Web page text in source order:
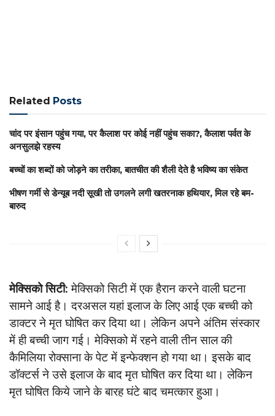
Related Posts
चांद पर इंसान पहुंच गया, पर कैलाश पर कोई नहीं पहुंच सका?, कैलाश पर्वत के
अनसुलझे रहस्य
बच्चों का शब्दों को जोड़ने का तरीका, बातचीत की शैली देते है भविष्य का संकेत
भीषण गर्मी से डेन्यूब नदी सूखी तो उगलने लगी खतरनाक हथियार, मिल रहे बम-
बारुद
मेक्सिको सिटी: मेक्सिको सिटी में एक हैरान करने वाली घटना
सामने आई है। दरअसल यहां इलाज के लिए आई एक बच्ची को
डाक्टर ने मृत घोषित कर दिया था। लेकिन अपने अंतिम संस्कार
में ही बच्ची जाग गई। मेक्सिको में रहने वाली तीन साल की
कैमिलिया रोक्साना के पेट में इन्फेक्शन हो गया था। इसके बाद
डॉक्टर्स ने उसे इलाज के बाद मृत घोषित कर दिया था। लेकिन
मृत घोषित किये जाने के बारह घंटे बाद चमत्कार हुआ।